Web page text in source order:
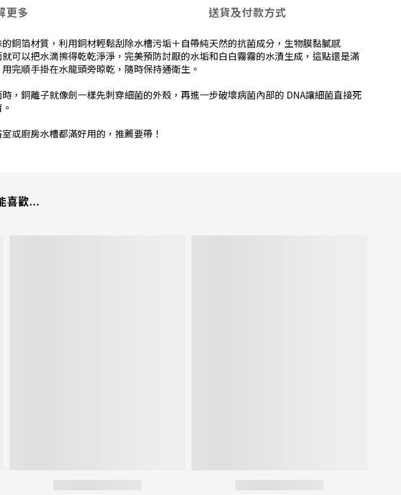
更多 送貨及付款方式
銅箔材質，利用銅材輕鬆刮除水槽污垢＋自帶純天然的抗菌成分，生物膜黏膩感
以把水滴擦得乾乾淨淨，完美預防討厭的水垢和白白霧霧的水漬生成，這點還是滿
完順手掛在水龍頭旁晾乾，隨時保持通衛生。
，銅離子就像劍一樣先刺穿細菌的外殼，再進一步破壞病菌內部的 DNA讓細菌直接死
或廚房水槽都滿好用的，推薦要帶！
喜歡...